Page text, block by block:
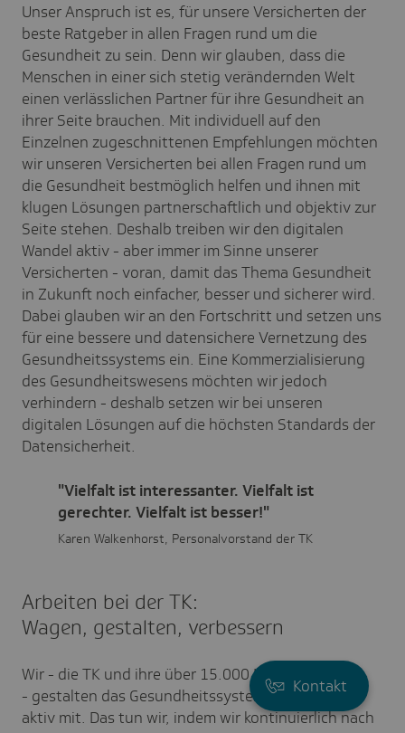
Kontakt
Unser Anspruch ist es, für unsere Versicherten der
beste Ratgeber in allen Fragen rund um die
Gesundheit zu sein. Denn wir glauben, dass die
Menschen in einer sich stetig verändernden Welt
einen verlässlichen Partner für ihre Gesundheit an
ihrer Seite brauchen. Mit individuell auf den
Einzelnen zugeschnittenen Empfehlungen möchten
wir unseren Versicherten bei allen Fragen rund um
die Gesundheit bestmöglich helfen und ihnen mit
klugen Lösungen partnerschaftlich und objektiv zur
Seite stehen. Deshalb treiben wir den digitalen
Wandel aktiv - aber immer im Sinne unserer
Versicherten - voran, damit das Thema Gesundheit
in Zukunft noch einfacher, besser und sicherer wird.
Dabei glauben wir an den Fortschritt und setzen uns
für eine bessere und datensichere Vernetzung des
Gesundheitssystems ein. Eine Kommerzialisierung
des Gesundheitswesens möchten wir jedoch
verhindern - deshalb setzen wir bei unseren
digitalen Lösungen auf die höchsten Standards der
Datensicherheit.
"Vielfalt ist interessanter. Vielfalt ist
gerechter. Vielfalt ist besser!"
Karen Walkenhorst, Personalvorstand der TK
Arbeiten bei der TK:
Wagen, gestalten, verbessern
Wir - die TK und ihre über 15.000 Mitarbeitenden
- gestalten das Gesundheitssystem von morgen
aktiv mit. Das tun wir, indem wir kontinuierlich nach